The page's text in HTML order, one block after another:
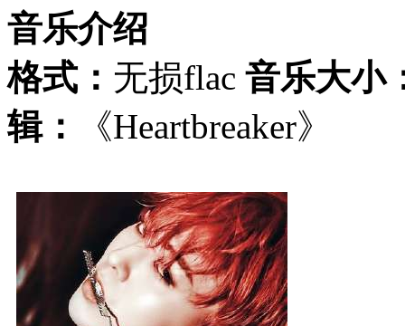
音乐介绍
格式： 无损flac 音乐大小
辑：
《Heartbreaker》